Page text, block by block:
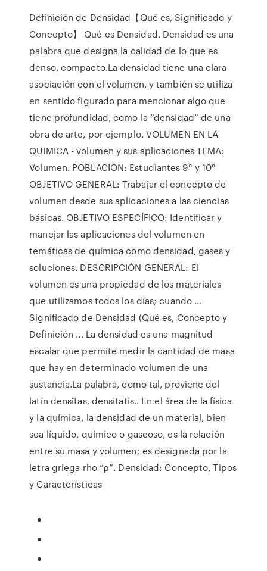
Definición de Densidad【Qué es, Significado y
Concepto】 Qué es Densidad. Densidad es una
palabra que designa la calidad de lo que es
denso, compacto.La densidad tiene una clara
asociación con el volumen, y también se utiliza
en sentido figurado para mencionar algo que
tiene profundidad, como la “densidad” de una
obra de arte, por ejemplo. VOLUMEN EN LA
QUIMICA - volumen y sus aplicaciones TEMA:
Volumen. POBLACIÓN: Estudiantes 9° y 10°
OBJETIVO GENERAL: Trabajar el concepto de
volumen desde sus aplicaciones a las ciencias
básicas. OBJETIVO ESPECÍFICO: Identificar y
manejar las aplicaciones del volumen en
temáticas de química como densidad, gases y
soluciones. DESCRIPCIÓN GENERAL: El
volumen es una propiedad de los materiales
que utilizamos todos los días; cuando …
Significado de Densidad (Qué es, Concepto y
Definición ... La densidad es una magnitud
escalar que permite medir la cantidad de masa
que hay en determinado volumen de una
sustancia.La palabra, como tal, proviene del
latín densĭtas, densitātis.. En el área de la física
y la química, la densidad de un material, bien
sea líquido, químico o gaseoso, es la relación
entre su masa y volumen; es designada por la
letra griega rho “ρ”. Densidad: Concepto, Tipos
y Características